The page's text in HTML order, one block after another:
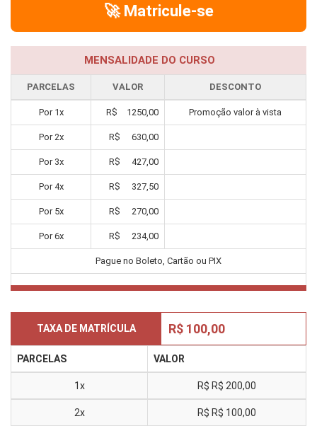
🚀 Matricule-se
MENSALIDADE DO CURSO
PARCELAS VALOR DESCONTO
Por 1x R$ 1250,00 Promoção valor à vista
Por 2x R$ 630,00
Por 3x R$ 427,00
Por4x R$ 327,50
Por 5x R$ 270,00
Por6x R$ 234,00
Pague no Boleto, Cartão ou PIX
TAXA DE MATRÍCULA R$ 100,00
PARCELAS VALOR
1x R$ R$ 200,00
2x R$ R$ 100,00